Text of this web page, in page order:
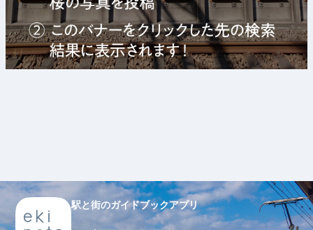
駅と街のガイドブックアプリ